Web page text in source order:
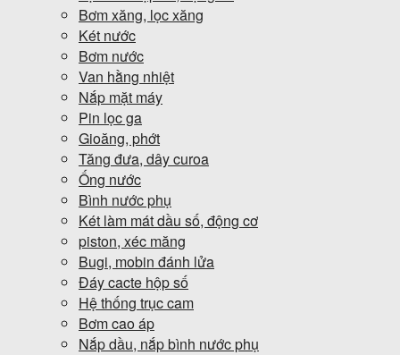
Bơm xăng, lọc xăng
Két nước
Bơm nước
Van hằng nhiệt
Nắp mặt máy
Pin lọc ga
Gioăng, phớt
Tăng đưa, dây curoa
Ống nước
Bình nước phụ
Két làm mát dầu số, động cơ
piston, xéc măng
Bugi, mobin đánh lửa
Đáy cacte hộp số
Hệ thống trục cam
Bơm cao áp
Nắp dầu, nắp bình nước phụ